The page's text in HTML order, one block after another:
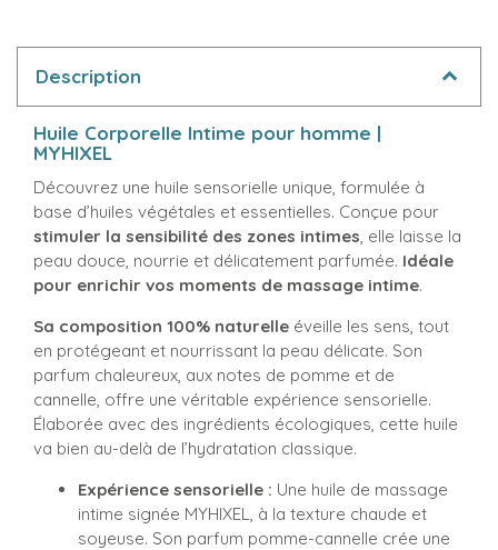
Description
Huile Corporelle Intime pour homme |
MYHIXEL
Découvrez une huile sensorielle unique, formulée à
base d’huiles végétales et essentielles. Conçue pour
stimuler la sensibilité des zones intimes, elle laisse la
peau douce, nourrie et délicatement parfumée. Idéale
pour enrichir vos moments de massage intime.
Sa composition 100% naturelle éveille les sens, tout
en protégeant et nourrissant la peau délicate. Son
parfum chaleureux, aux notes de pomme et de
cannelle, offre une véritable expérience sensorielle.
Élaborée avec des ingrédients écologiques, cette huile
va bien au-delà de l’hydratation classique.
Expérience sensorielle : Une huile de massage
intime signée MYHIXEL, à la texture chaude et
soyeuse. Son parfum pomme-cannelle crée une